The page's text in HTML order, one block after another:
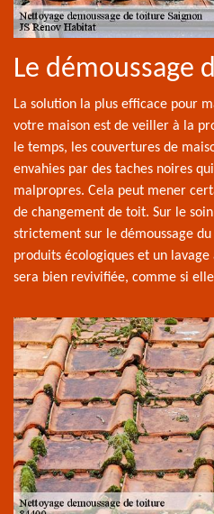
Le démoussage
La solution la plus efficace pour
votre maison est de veiller à la
le temps, les couvertures de
envahies par des taches noires
malpropres. Cela peut mener
de changement de toit. Sur le
strictement sur le démoussage
produits écologiques et un
sera bien revivifiée, comme si